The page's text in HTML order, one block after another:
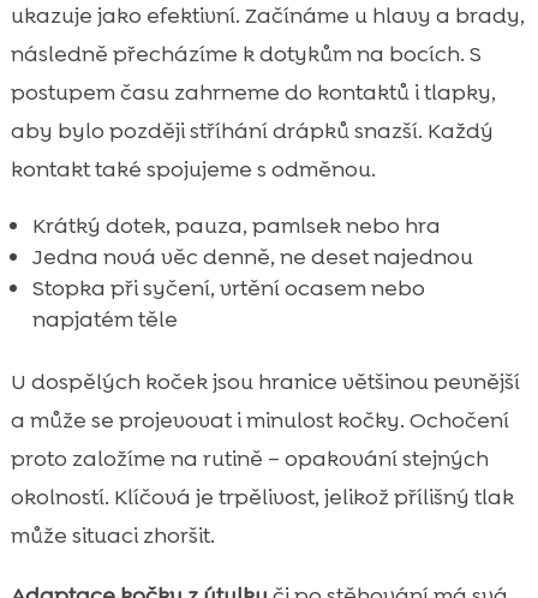
ukazuje jako efektivní. Začínáme u hlavy a brady,
následně přecházíme k dotykům na bocích. S
postupem času zahrneme do kontaktů i tlapky,
aby bylo později stříhání drápků snazší. Každý
kontakt také spojujeme s odměnou.
Krátký dotek, pauza, pamlsek nebo hra
Jedna nová věc denně, ne deset najednou
Stopka při syčení, vrtění ocasem nebo
napjatém těle
U dospělých koček jsou hranice většinou pevnější
a může se projevovat i minulost kočky. Ochočení
proto založíme na rutině – opakování stejných
okolností. Klíčová je trpělivost, jelikož přílišný tlak
může situaci zhoršit.